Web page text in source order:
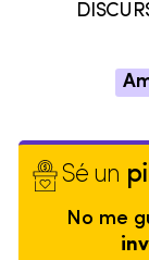
Sé un
No me